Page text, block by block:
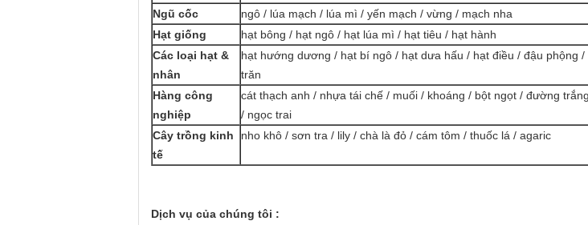
Ngũ cốc
ngô / lúa mạch / lúa mì / yến mạch / vừng / mạch nha
Hạt giống
hạt bông / hạt ngô / hạt lúa mì / hạt tiêu / hạt hành
Các loại hạt &
nhân
hạt hướng dương / hạt bí ngô / hạt dưa hấu / hạt điều / đậu phộng /
trăn
Hàng công
nghiệp
cát thạch anh / nhựa tái chế / muối / khoáng / bột ngọt / đường
/ ngọc trai
Cây trồng kinh
tế
nho khô / sơn tra / lily / chà là đỏ / cám tôm / thuốc lá / agaric
Dịch vụ của chúng tôi :